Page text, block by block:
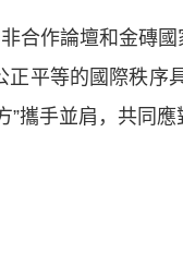
合作論壇和金磚
平等的國際秩序
攜手並肩，共同應